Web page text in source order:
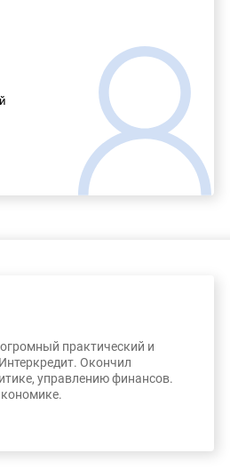
практический и
Окончил
управлению финансов.